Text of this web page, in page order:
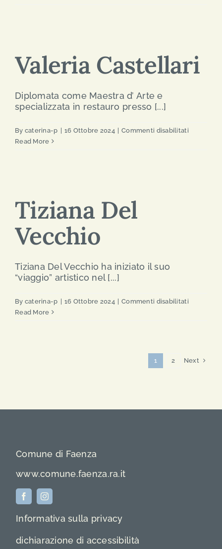
Valeria Castellari
Diplomata come Maestra d’ Arte e
specializzata in restauro presso [...]
By caterina-p | 16 Ottobre 2024 | Commenti disabilitatisu
Read More
Tiziana Del
Vecchio
Tiziana Del Vecchio ha iniziato il suo
“viaggio” artistico nel [...]
By caterina-p | 16 Ottobre 2024 | Commenti disabilitatisu
Read More
1 2 Next
Comune di Faenza
www.comune.faenza.ra.it
Informativa sulla privacy
dichiarazione di accessibilità